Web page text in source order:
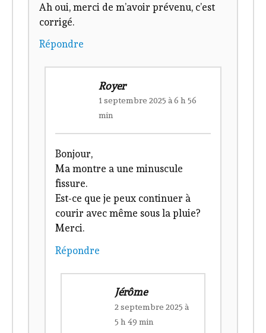
Ah oui, merci de m’avoir prévenu, c’est
corrigé.
Répondre
Royer
1 septembre 2025 à 6 h 56
min
Bonjour,
Ma montre a une minuscule
fissure.
Est-ce que je peux continuer à
courir avec même sous la pluie?
Merci.
Répondre
Jérôme
2 septembre 2025 à
5 h 49 min